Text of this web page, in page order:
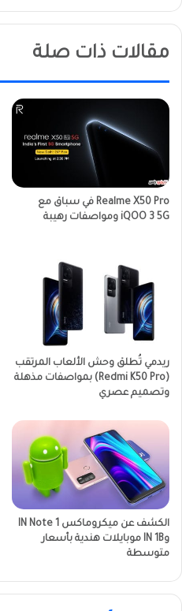
مقالات ذات صلة
Realme X50 Pro في سباق مع
iQOO 3 5G ومواصفات رهيبة
ريدمي تُطلق وحش الألعاب المرتقب
(Redmi K50 Pro) بمواصفات مذهلة
وتصميم عصري
الكشف عن ميكروماكس IN Note 1
وIN 1B موبايلات هندية بأسعار
متوسطة